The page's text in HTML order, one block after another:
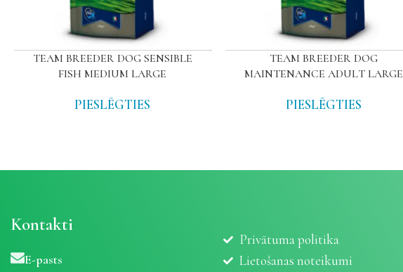
TEAM BREEDER DOG SENSIBLE
FISH MEDIUM LARGE
PIESLĒGTIES
TEAM BREEDER DOG
MAINTENANCE ADULT LARGE
PIESLĒGTIES
Kontakti
E-pasts
Privātuma politika
Lietošanas noteikumi